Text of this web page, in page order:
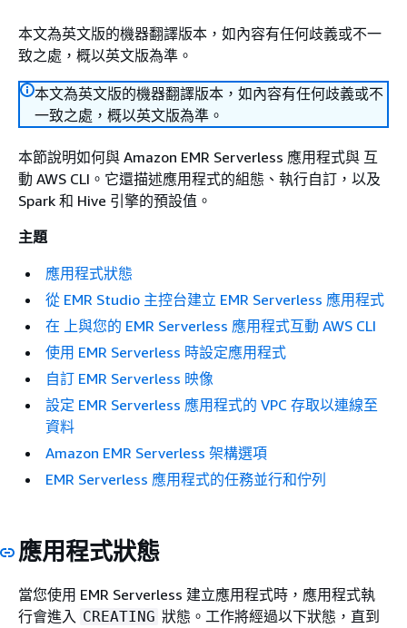
本文為英文版的機器翻譯版本，如內容有任何歧義或不一
致之處，概以英文版為準。
本文為英文版的機器翻譯版本，如內容有任何歧義或不
一致之處，概以英文版為準。
本節說明如何與 Amazon EMR Serverless 應用程式與 互
動 AWS CLI。它還描述應用程式的組態、執行自訂，以及
Spark 和 Hive 引擎的預設值。
主題
應用程式狀態
從 EMR Studio 主控台建立 EMR Serverless 應用程式
在 上與您的 EMR Serverless 應用程式互動 AWS CLI
使用 EMR Serverless 時設定應用程式
自訂 EMR Serverless 映像
設定 EMR Serverless 應用程式的 VPC 存取以連線至
資料
Amazon EMR Serverless 架構選項
EMR Serverless 應用程式的任務並行和佇列
應用程式狀態
當您使用 EMR Serverless 建立應用程式時，應用程式執
行會進入 CREATING 狀態。工作將經過以下狀態，直到